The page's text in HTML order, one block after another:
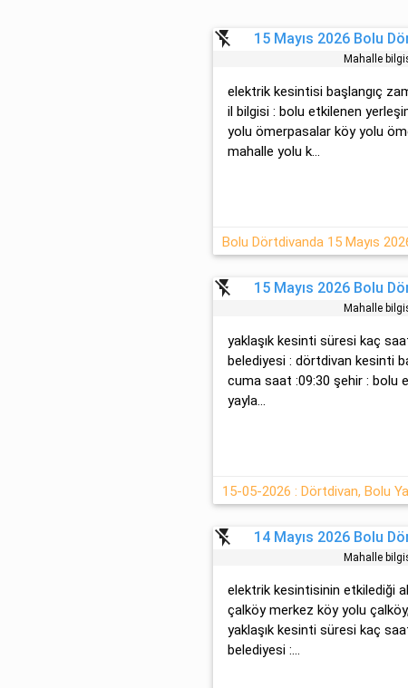
flash_off 15 Mayıs 2026 Bolu
Mahalle
elektrik kesintisi başlangıç
il bilgisi : bolu etkilenen
yolu ömerpasalar köy yolu
mahalle yolu k...
Bolu Dörtdivanda 15 Mayıs
flash_off 15 Mayıs 2026 Bolu
Mahalle
yaklaşık kesinti süresi kaç
belediyesi : dörtdivan kesinti
cuma saat :09:30 şehir : bolu
yayla...
15-05-2026 : Dörtdivan, Bolu
flash_off 14 Mayıs 2026 Bolu
Mahalle
elektrik kesintisinin etkilediği
çalköy merkez köy yolu
yaklaşık kesinti süresi kaç
belediyesi :...